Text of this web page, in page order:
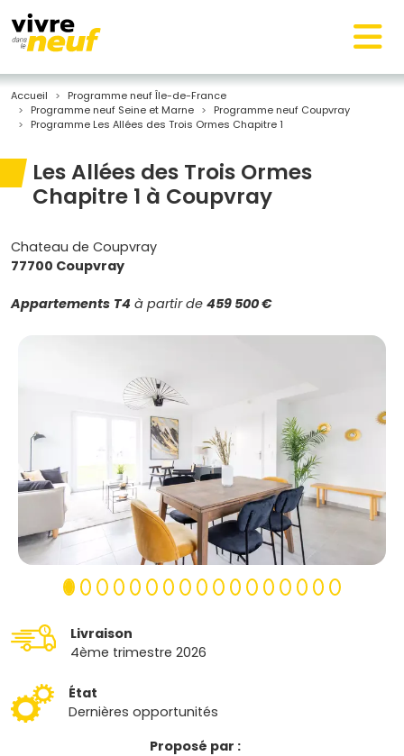
Accueil
Programme neuf Île-de-France
Programme neuf Seine et Marne
Programme neuf Coupvray
Programme Les Allées des Trois Ormes Chapitre 1
Les Allées des Trois Ormes
Chapitre 1 à Coupvray
Chateau de Coupvray
77700 Coupvray
Appartements T4 à partir de 459 500 €
Livraison
4ème trimestre 2026
État
Dernières opportunités
Proposé par :